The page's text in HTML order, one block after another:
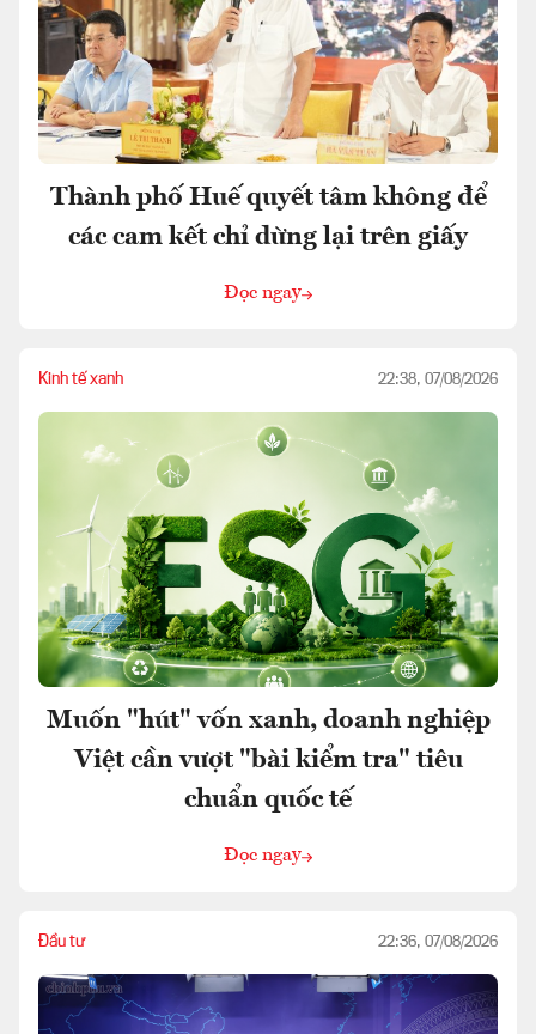
Thành phố Huế quyết tâm không để
các cam kết chỉ dừng lại trên giấy
Đọc ngay
Kinh tế xanh 22:38, 07/08/2026
Muốn "hút" vốn xanh, doanh nghiệp
Việt cần vượt "bài kiểm tra" tiêu
chuẩn quốc tế
Đọc ngay
Đầu tư 22:36, 07/08/2026